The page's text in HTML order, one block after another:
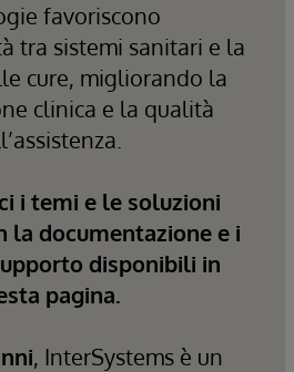
favoriscono
tra sistemi sanitari e la
cure, migliorando la
clinica e la qualità
i temi e le soluzioni
la documentazione e i
disponibili in
pagina.
, InterSystems è un